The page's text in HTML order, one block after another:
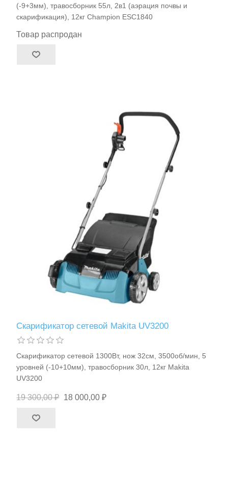
Для плиточных работ
Ручной инструмент
Расходные материалы и оснастка
(-9+3мм), травосборник 55л, 2в1 (аэрация почвы и
скарификация), 12кг Champion ESC1840
Товар распродан
Скарификатор сетевой Makita UV3200
Скарификатор сетевой 1300Вт, нож 32см, 3500об/мин, 5
уровней (-10+10мм), травосборник 30л, 12кг Makita
UV3200
19 300,00 ₽ 18 000,00 ₽